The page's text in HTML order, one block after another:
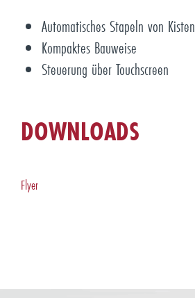
Automatisches Stapeln von Kisten
Kompaktes Bauweise
Steuerung über Touchscreen
DOWNLOADS
Flyer